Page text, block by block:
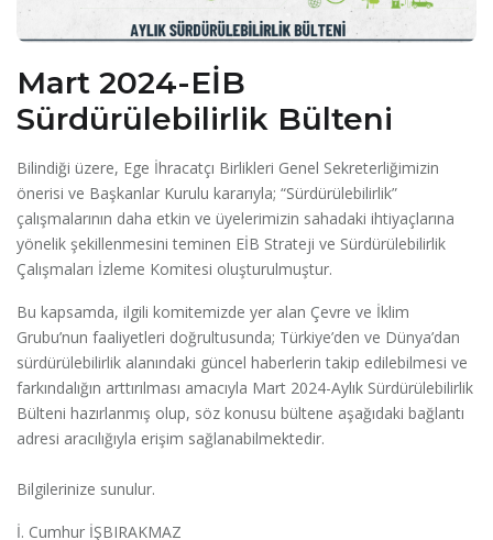
Mart 2024-EİB
Sürdürülebilirlik Bülteni
Bilindiği üzere, Ege İhracatçı Birlikleri Genel Sekreterliğimizin
önerisi ve Başkanlar Kurulu kararıyla; “Sürdürülebilirlik”
çalışmalarının daha etkin ve üyelerimizin sahadaki ihtiyaçlarına
yönelik şekillenmesini teminen EİB Strateji ve Sürdürülebilirlik
Çalışmaları İzleme Komitesi oluşturulmuştur.
Bu kapsamda, ilgili komitemizde yer alan Çevre ve İklim
Grubu’nun faaliyetleri doğrultusunda; Türkiye’den ve Dünya’dan
sürdürülebilirlik alanındaki güncel haberlerin takip edilebilmesi ve
farkındalığın arttırılması amacıyla Mart 2024-Aylık Sürdürülebilirlik
Bülteni hazırlanmış olup, söz konusu bültene aşağıdaki bağlantı
adresi aracılığıyla erişim sağlanabilmektedir.
Bilgilerinize sunulur.
İ. Cumhur İŞBIRAKMAZ